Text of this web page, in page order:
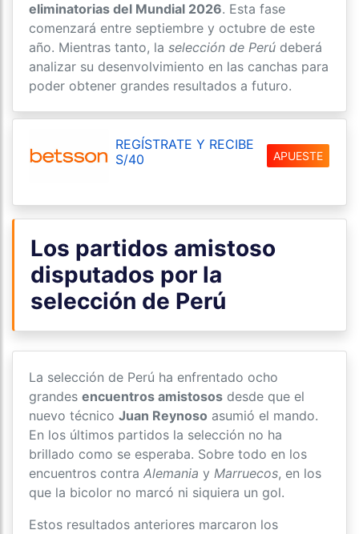
eliminatorias del Mundial 2026. Esta fase
comenzará entre septiembre y octubre de este
año. Mientras tanto, la selección de Perú deberá
analizar su desenvolvimiento en las canchas para
poder obtener grandes resultados a futuro.
REGÍSTRATE Y RECIBE
S/40
APUESTE
Los partidos amistoso
disputados por la
selección de Perú
La selección de Perú ha enfrentado ocho
grandes encuentros amistosos desde que el
nuevo técnico Juan Reynoso asumió el mando.
En los últimos partidos la selección no ha
brillado como se esperaba. Sobre todo en los
encuentros contra Alemania y Marruecos, en los
que la bicolor no marcó ni siquiera un gol.
Estos resultados anteriores marcaron los